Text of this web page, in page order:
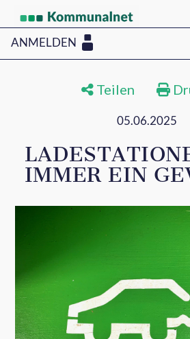
ANMELDEN
Teilen
05.06.2025
IMMER EIN